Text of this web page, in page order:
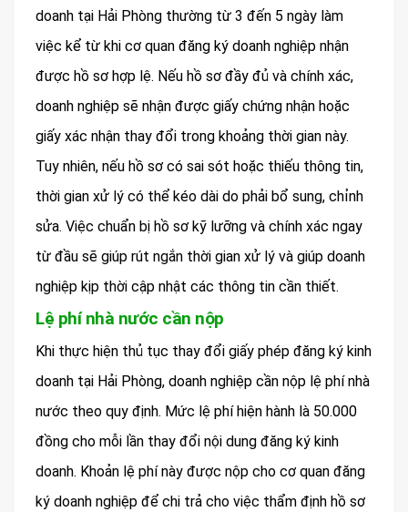
doanh tại Hải Phòng thường từ 3 đến 5 ngày làm
việc kể từ khi cơ quan đăng ký doanh nghiệp nhận
được hồ sơ hợp lệ. Nếu hồ sơ đầy đủ và chính xác,
doanh nghiệp sẽ nhận được giấy chứng nhận hoặc
giấy xác nhận thay đổi trong khoảng thời gian này.
Tuy nhiên, nếu hồ sơ có sai sót hoặc thiếu thông tin,
thời gian xử lý có thể kéo dài do phải bổ sung, chỉnh
sửa. Việc chuẩn bị hồ sơ kỹ lưỡng và chính xác ngay
từ đầu sẽ giúp rút ngắn thời gian xử lý và giúp doanh
nghiệp kịp thời cập nhật các thông tin cần thiết.
Lệ phí nhà nước cần nộp
Khi thực hiện thủ tục thay đổi giấy phép đăng ký kinh
doanh tại Hải Phòng, doanh nghiệp cần nộp lệ phí nhà
nước theo quy định. Mức lệ phí hiện hành là 50.000
đồng cho mỗi lần thay đổi nội dung đăng ký kinh
doanh. Khoản lệ phí này được nộp cho cơ quan đăng
ký doanh nghiệp để chi trả cho việc thẩm định hồ sơ